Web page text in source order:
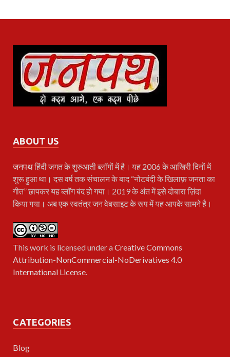
ABOUT US
जनपथहिंदी जगत के शुरुआती ब्लॉगों में है। यह 2006 के आखिरी दिनों में
शुरू हुआ था। दस वर्ष तक संचालन के बाद “नोटबंदी के खिलाफ़ जनता का
गीत” छापकर यह ब्लॉग बंद हो गया। 2019 के अंत में इसे दोबारा ज़िंदा
किया गया। अब एक स्वतंत्र जन वेबसाइट के रूप में यह आपके सामने है।
This work is licensed under aCreative Commons
Attribution-NonCommercial-NoDerivatives 4.0
International License.
CATEGORIES
Blog